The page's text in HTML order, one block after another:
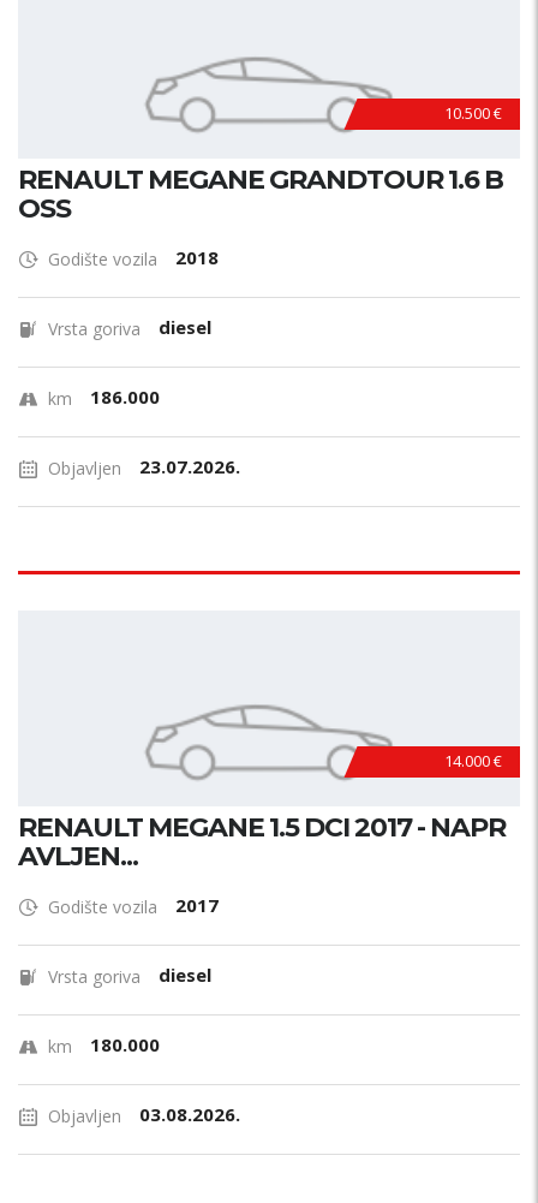
10.500 €
RENAULT MEGANE GRANDTOUR 1.6 B
OSS
Godište vozila 2018
Vrsta goriva diesel
km 186.000
Objavljen 23.07.2026.
14.000 €
RENAULT MEGANE 1.5 DCI 2017 - NAPR
AVLJEN...
Godište vozila 2017
Vrsta goriva diesel
km 180.000
Objavljen 03.08.2026.